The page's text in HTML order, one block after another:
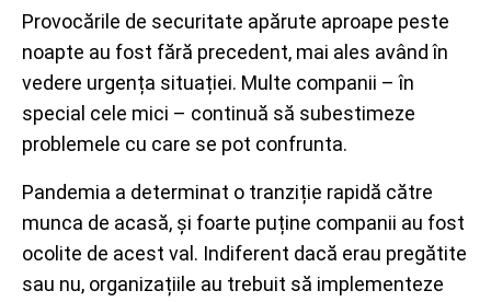
Provocările de securitate apărute aproape peste
noapte au fost fără precedent, mai ales având în
vedere urgența situației. Multe companii – în
special cele mici – continuă să subestimeze
problemele cu care se pot confrunta.
Pandemia a determinat o tranziție rapidă către
munca de acasă, și foarte puține companii au fost
ocolite de acest val. Indiferent dacă erau pregătite
sau nu, organizațiile au trebuit să implementeze